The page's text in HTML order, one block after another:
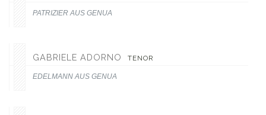
PATRIZIER AUS GENUA
GABRIELE ADORNO TENOR
EDELMANN AUS GENUA